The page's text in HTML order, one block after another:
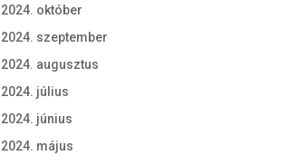
2024. október
2024. szeptember
2024. augusztus
2024. július
2024. június
2024. május